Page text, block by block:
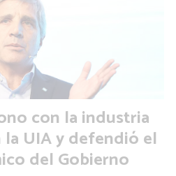
con la industria
UIA y defendió el
del Gobierno